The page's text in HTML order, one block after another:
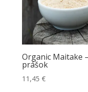
Organic Maitake –
prášok
11,45 €